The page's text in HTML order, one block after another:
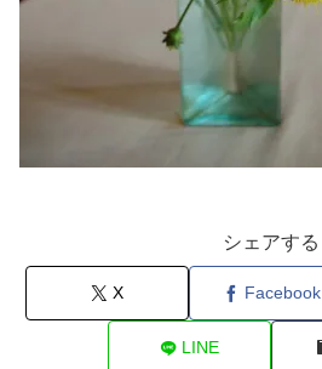
シェアする
X Facebook
LINE